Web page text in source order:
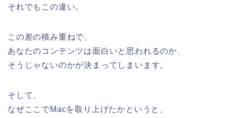
それでもこの違い。
この差の積み重ねで、
あなたのコンテンツは面白いと思われるのか、
そうじゃないのかが決まってしまいます。
そして、
なぜここでMacを取り上げたかというと、